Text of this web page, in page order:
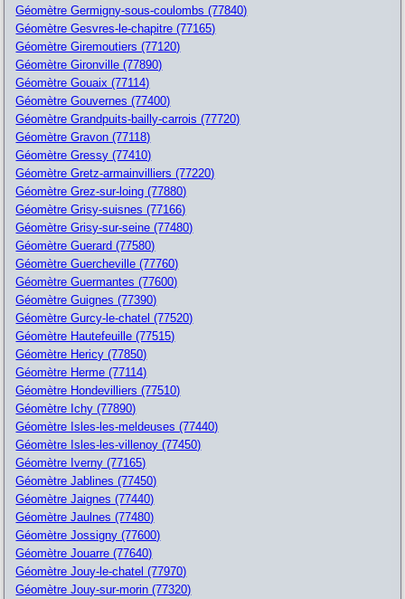
Géomètre Germigny-sous-coulombs (77840)
Géomètre Gesvres-le-chapitre (77165)
Géomètre Giremoutiers (77120)
Géomètre Gironville (77890)
Géomètre Gouaix (77114)
Géomètre Gouvernes (77400)
Géomètre Grandpuits-bailly-carrois (77720)
Géomètre Gravon (77118)
Géomètre Gressy (77410)
Géomètre Gretz-armainvilliers (77220)
Géomètre Grez-sur-loing (77880)
Géomètre Grisy-suisnes (77166)
Géomètre Grisy-sur-seine (77480)
Géomètre Guerard (77580)
Géomètre Guercheville (77760)
Géomètre Guermantes (77600)
Géomètre Guignes (77390)
Géomètre Gurcy-le-chatel (77520)
Géomètre Hautefeuille (77515)
Géomètre Hericy (77850)
Géomètre Herme (77114)
Géomètre Hondevilliers (77510)
Géomètre Ichy (77890)
Géomètre Isles-les-meldeuses (77440)
Géomètre Isles-les-villenoy (77450)
Géomètre Iverny (77165)
Géomètre Jablines (77450)
Géomètre Jaignes (77440)
Géomètre Jaulnes (77480)
Géomètre Jossigny (77600)
Géomètre Jouarre (77640)
Géomètre Jouy-le-chatel (77970)
Géomètre Jouy-sur-morin (77320)